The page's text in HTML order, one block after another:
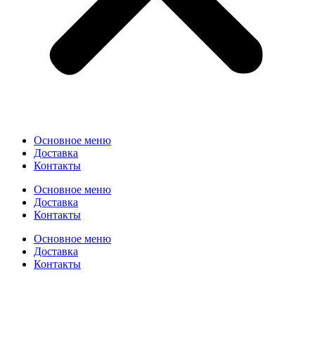
Основное меню
Доставка
Контакты
Основное меню
Доставка
Контакты
Основное меню
Доставка
Контакты